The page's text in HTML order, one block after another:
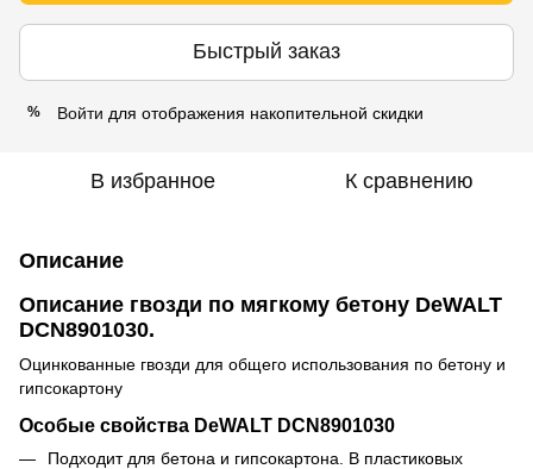
Быстрый заказ
% Войти для отображения накопительной скидки
В избранное К сравнению
Описание
Описание гвозди по мягкому бетону DeWALT
DCN8901030.
Оцинкованные гвозди для общего использования по бетону и
гипсокартону
Особые свойства DeWALT DCN8901030
Подходит для бетона и гипсокартона. В пластиковых